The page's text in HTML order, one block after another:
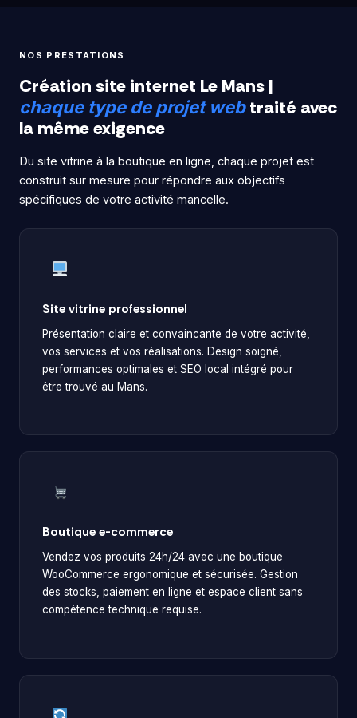
NOS PRESTATIONS
Création site internet Le Mans |
chaque type de projet webtraité avec
la même exigence
Du site vitrine à la boutique en ligne, chaque projet est
construit sur mesure pour répondre aux objectifs
spécifiques de votre activité mancelle.
Site vitrine professionnel
Présentation claire et convaincante de votre activité,
vos services et vos réalisations. Design soigné,
performances optimales et SEO local intégré pour
être trouvé au Mans.
Boutique e-commerce
Vendez vos produits 24h/24 avec une boutique
WooCommerce ergonomique et sécurisée. Gestion
des stocks, paiement en ligne et espace client sans
compétence technique requise.